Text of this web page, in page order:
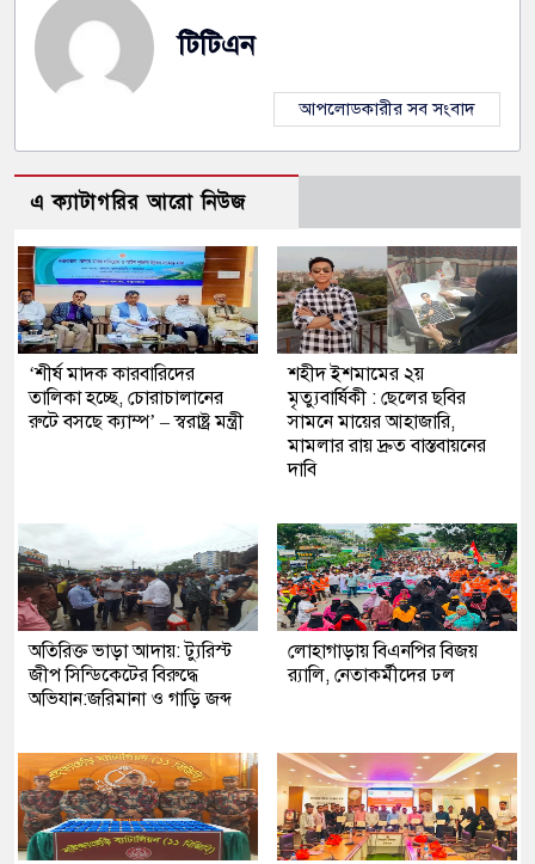
টিটিএন
আপলোডকারীর সব সংবাদ
এ ক্যাটাগরির আরো নিউজ
‘শীর্ষ মাদক কারবারিদের
তালিকা হচ্ছে, চোরাচালানের
রুটে বসছে ক্যাম্প’ – স্বরাষ্ট্র মন্ত্রী
শহীদ ইশমামের ২য়
মৃত্যুবার্ষিকী : ছেলের ছবির
সামনে মায়ের আহাজারি,
মামলার রায় দ্রুত বাস্তবায়নের
দাবি
অতিরিক্ত ভাড়া আদায়: ট্যুরিস্ট
জীপ সিন্ডিকেটের বিরুদ্ধে
অভিযান:জরিমানা ও গাড়ি জব্দ
লোহাগাড়ায় বিএনপির বিজয়
র‍্যালি, নেতাকর্মীদের ঢল